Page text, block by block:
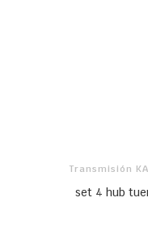
Transmisión
set 4 hub